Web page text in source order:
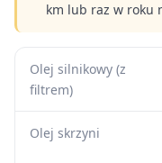
km lub raz w roku
Olej silnikowy (z
filtrem)
Olej skrzyni